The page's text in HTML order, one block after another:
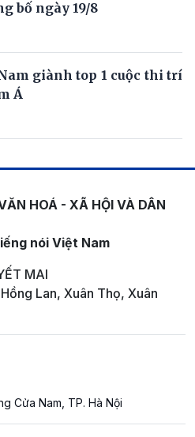
bố ngày 19/8
giành top 1 cuộc thi trí
Á
HOÁ - XÃ HỘI VÀ DÂN
nói Việt Nam
MAI
Lan, Xuân Thọ, Xuân
Cửa Nam, TP. Hà Nội